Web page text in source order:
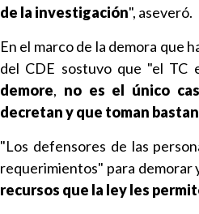
de la investigación", aseveró.
En el marco de la demora que
del CDE sostuvo que "el TC
demore, no es el único
decretan y que toman
"Los defensores de las
requerimientos" para demorar
recursos que la ley les